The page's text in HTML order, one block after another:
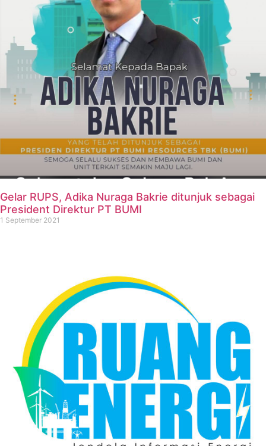
Gelar RUPS, Adika Nuraga Bakrie ditunjuk sebagai
President Direktur PT BUMI
1 September 2021